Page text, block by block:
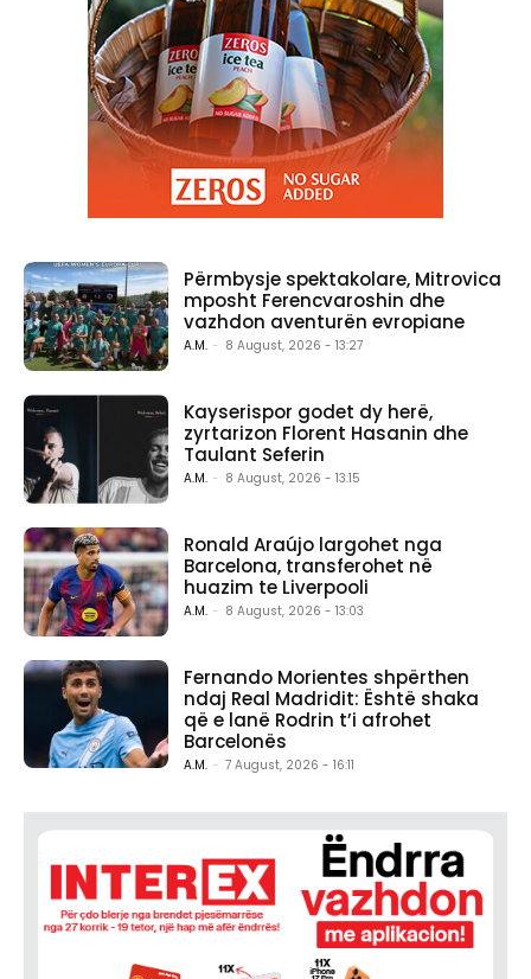
Përmbysje spektakolare, Mitrovica
mposht Ferencvaroshin dhe
vazhdon aventurën evropiane
A.M. - 8 August, 2026 - 13:27
Kayserispor godet dy herë,
zyrtarizon Florent Hasanin dhe
Taulant Seferin
A.M. - 8 August, 2026 - 13:15
Ronald Araújo largohet nga
Barcelona, transferohet në
huazim te Liverpooli
A.M. - 8 August, 2026 - 13:03
Fernando Morientes shpërthen
ndaj Real Madridit: Është shaka
që e lanë Rodrin t’i afrohet
Barcelonës
A.M. - 7 August, 2026 - 16:11